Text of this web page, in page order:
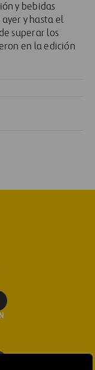
y bebidas
y hasta el
superar los
en la edición